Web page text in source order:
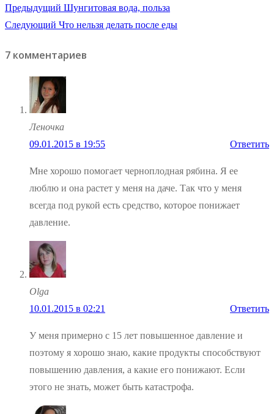
Навигация
по
записям
Предыдущий Предыдущая
запись:
Шунгитовая вода, польза
Следующий Следующая
Что нельзя делать после еды
7 комментариев
Леночка
09.01.2015 в 19:55
Ответить
Мне хорошо помогает черноплодная рябина. Я ее
люблю и она растет у меня на даче. Так что у меня
всегда под рукой есть средство, которое понижает
давление.
Olga
10.01.2015 в 02:21
Ответить
У меня примерно с 15 лет повышенное давление и
поэтому я хорошо знаю, какие продукты способствуют
повышению давления, а какие его понижают. Если
этого не знать, может быть катастрофа.